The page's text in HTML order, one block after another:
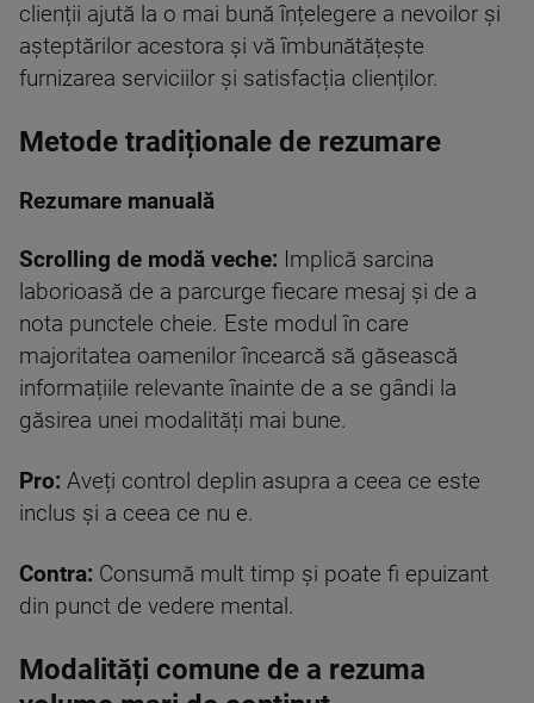
clienții ajută la o mai bună înțelegere a nevoilor și
așteptărilor acestora și vă îmbunătățește
furnizarea serviciilor și satisfacția clienților.
Metode tradiționale de rezumare
Rezumare manuală
Scrolling de modă veche: Implică sarcina
laborioasă de a parcurge fiecare mesaj și de a
nota punctele cheie. Este modul în care
majoritatea oamenilor încearcă să găsească
informațiile relevante înainte de a se gândi la
găsirea unei modalități mai bune.
Pro: Aveți control deplin asupra a ceea ce este
inclus și a ceea ce nu e.
Contra: Consumă mult timp și poate fi epuizant
din punct de vedere mental.
Modalități comune de a rezuma